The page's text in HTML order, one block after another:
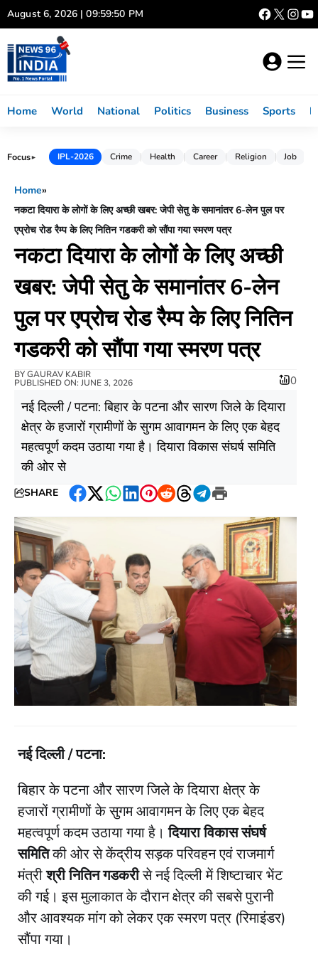
Skip
to
content
August 6, 2026 | 09:59:51 PM
Home World National Politics Business Sports
Focus► IPL-2026 Crime Health Career Religion Job
Home»
नकटा दियारा के लोगों के लिए अच्छी खबर: जेपी सेतु के समानांतर 6-लेन पुल पर
एप्रोच रोड रैम्प के लिए नितिन गडकरी को सौंपा गया स्मरण पत्र
नकटा दियारा के लोगों के लिए अच्छी
खबर: जेपी सेतु के समानांतर 6-लेन
पुल पर एप्रोच रोड रैम्प के लिए नितिन
गडकरी को सौंपा गया स्मरण पत्र
BYGAURAV KABIR
PUBLISHED ON: JUNE 3, 2026 0
​नई दिल्ली / पटना: बिहार के पटना और सारण जिले के दियारा
क्षेत्र के हजारों ग्रामीणों के सुगम आवागमन के लिए एक बेहद
महत्वपूर्ण कदम उठाया गया है। दियारा विकास संघर्ष समिति
की ओर से
SHARE
Facebook
Twitter
WhatsApp
LinkedIn
Pinterest
RedditThreads
Telegram
Print
नई दिल्ली / पटना:
बिहार के पटना और सारण जिले के दियारा क्षेत्र के
हजारों ग्रामीणों के सुगम आवागमन के लिए एक बेहद
महत्वपूर्ण कदम उठाया गया है।दियारा विकास संघर्ष
समितिकी ओर से केंद्रीय सड़क परिवहन एवं राजमार्ग
मंत्रीश्री नितिन गडकरीसे नई दिल्ली में शिष्टाचार भेंट
की गई। इस मुलाकात के दौरान क्षेत्र की सबसे पुरानी
और आवश्यक मांग को लेकर एक स्मरण पत्र (रिमाइंडर)
सौंपा गया।